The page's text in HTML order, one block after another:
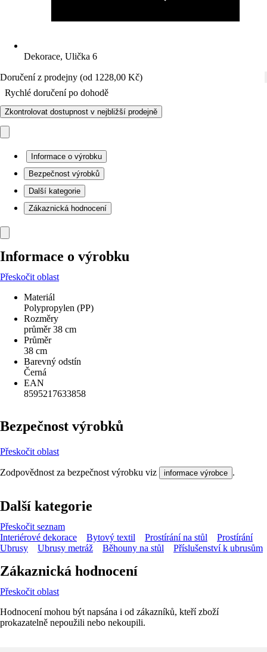
Dekorace, Ulička 6
Doručení z prodejny (od 1228,00 Kč)
Rychlé doručení po dohodě
Zkontrolovat dostupnost v nejbližší prodejně
Informace o výrobku
Bezpečnost výrobků
Další kategorie
Zákaznická hodnocení
Informace o výrobku
Přeskočit oblast
Materiál
Polypropylen (PP)
Rozměry
průměr 38 cm
Průměr
38 cm
Barevný odstín
Černá
EAN
8595217633858
Bezpečnost výrobků
Přeskočit oblast
Zodpovědnost za bezpečnost výrobku viz informace výrobce .
Další kategorie
Přeskočit seznam
Interiérové dekorace
Bytový textil Prostírání na stůl
Prostírání
Ubrusy
Ubrusy metráž Běhouny na stůl Příslušenství k ubrusům
Zákaznická hodnocení
Přeskočit oblast
Hodnocení mohou být napsána i od zákazníků, kteří zboží
prokazatelně nepoužili nebo nekoupili.